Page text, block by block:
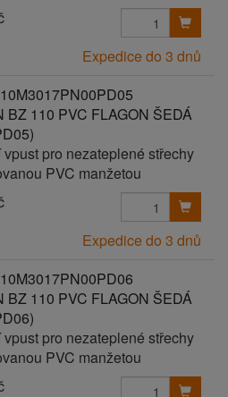
Expedice do 3 dnů
BZ 110 PVC FLAGON ŠEDÁ
pro nezateplené střechy
PVC manžetou
Expedice do 3 dnů
BZ 110 PVC FLAGON ŠEDÁ
pro nezateplené střechy
PVC manžetou